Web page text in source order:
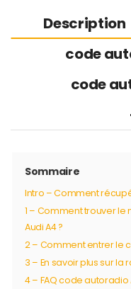
Description
code
code
Sommaire
Intro – Comment
1 – Comment trouver
Audi A4 ?
2 – Comment entrer le
3 – En savoir plus sur la
4 – FAQ code autoradio